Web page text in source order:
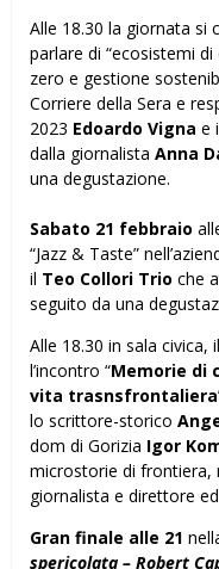
Alle 18.30 la giornata si
parlare di “ecosistemi
zero e gestione
Corriere della Sera e
2023 Edoardo Vigna e
dalla giornalista Anna
una degustazione.
Sabato 21 febbraio
“Jazz & Taste”
il Teo Collori Trio che
seguito da una
Alle 18.30 in sala
l’incontro “Memorie di
vita
lo scrittore-storico
dom di Gorizia Igor
microstorie di frontiera,
giornalista e direttore
Gran finale alle 21
spericolata – Robert